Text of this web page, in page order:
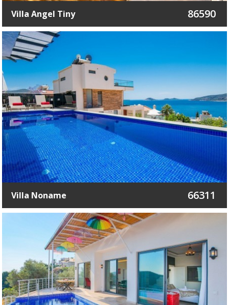
Villa Angel Tiny 86590
Villa Noname 66311